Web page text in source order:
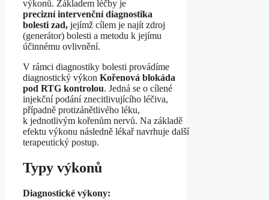
výkonů. Základem léčby je
precizní intervenční diagnostika
bolesti zad, jejímž cílem je najít zdroj
(generátor) bolesti a metodu k jejímu
účinnému ovlivnění.
V rámci diagnostiky bolesti provádíme
diagnostický výkon Kořenová blokáda
pod RTG kontrolou. Jedná se o cílené
injekční podání znecitlivujícího léčiva,
případně protizánětlivého léku,
k jednotlivým kořenům nervů. Na základě
efektu výkonu následně lékař navrhuje další
terapeutický postup.
Typy výkonů
Diagnostické výkony: